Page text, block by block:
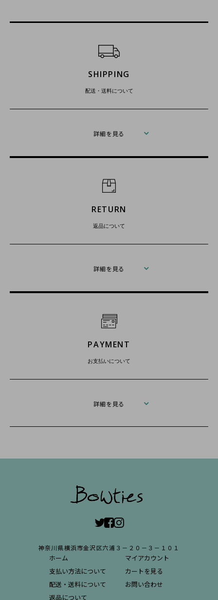
ショッピングガイド
SHIPPING
配送・送料について
詳細を見る
RETURN
返品について
詳細を見る
PAYMENT
お支払いについて
詳細を見る
神奈川県横浜市金沢区六浦３－２０－３－１０１
ホーム
支払い方法について
配送・送料について
返品について
マイアカウント
カートを見る
お問い合わせ